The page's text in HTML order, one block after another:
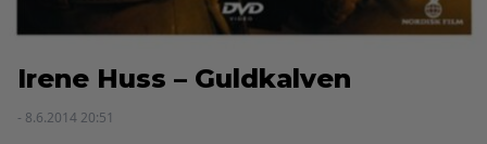
Irene Huss – Guldkalven
- 8.6.2014 20:51